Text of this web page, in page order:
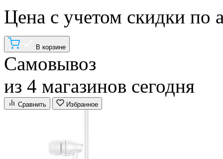
Цена с учетом скидки по
В корзине
Самовывоз
из 4 магазинов сегодня
Сравнить Избранное